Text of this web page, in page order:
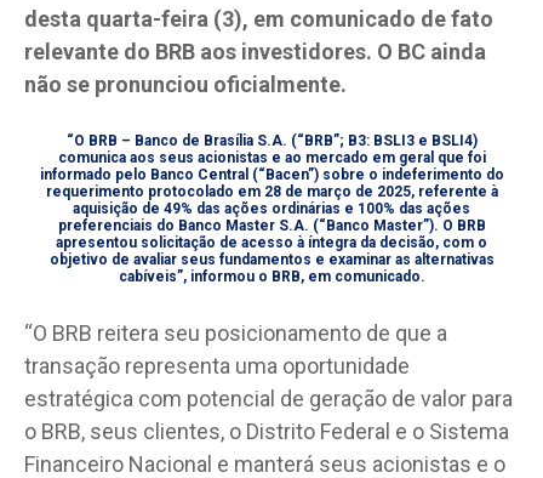
desta quarta-feira (3), em comunicado de fato
relevante do BRB aos investidores. O BC ainda
não se pronunciou oficialmente.
“O BRB – Banco de Brasília S.A. (“BRB”; B3: BSLI3 e BSLI4)
comunica aos seus acionistas e ao mercado em geral que foi
informado pelo Banco Central (“Bacen”) sobre o indeferimento do
requerimento protocolado em 28 de março de 2025, referente à
aquisição de 49% das ações ordinárias e 100% das ações
preferenciais do Banco Master S.A. (“Banco Master”). O BRB
apresentou solicitação de acesso à íntegra da decisão, com o
objetivo de avaliar seus fundamentos e examinar as alternativas
cabíveis”, informou o BRB, em comunicado.
“O BRB reitera seu posicionamento de que a
transação representa uma oportunidade
estratégica com potencial de geração de valor para
o BRB, seus clientes, o Distrito Federal e o Sistema
Financeiro Nacional e manterá seus acionistas e o